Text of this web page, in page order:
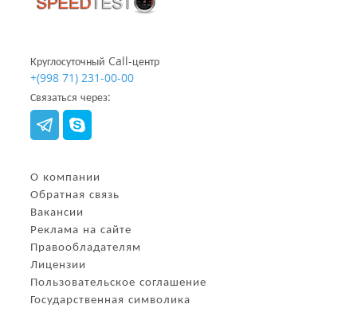
Круглосуточный Call-центр
+(998 71) 231-00-00
Связаться через:
О компании
Обратная связь
Вакансии
Реклама на сайте
Правообладателям
Лицензии
Пользовательское соглашение
Государственная символика